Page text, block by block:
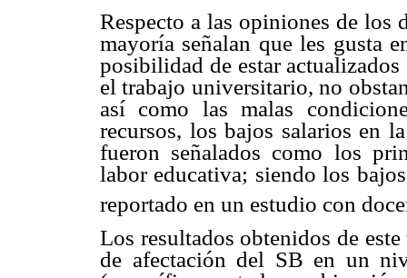
Respecto a las opiniones de los
mayoría señalan que les gusta
posibilidad de estar
el trabajo universitario, no
así como las malas
recursos, los bajos salarios en
fueron señalados como los
labor educativa; siendo los
reportado en un estudio con
Los resultados obtenidos de
de afectación del SB en un